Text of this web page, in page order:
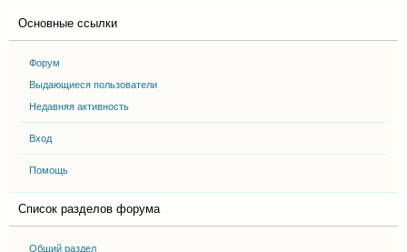
Основные ссылки
Форум
Выдающиеся пользователи
Недавняя активность
Вход
Помощь
Список разделов форума
Общий раздел